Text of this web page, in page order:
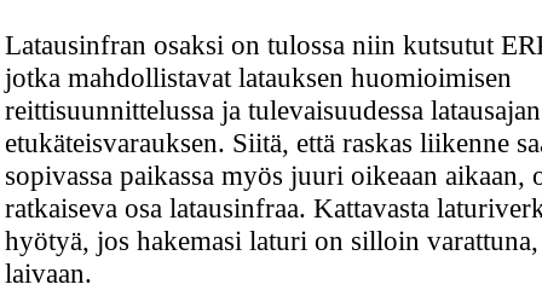
Latausinfran osaksi on tulossa niin kutsutut
jotka mahdollistavat latauksen huomioimisen
reittisuunnittelussa ja tulevaisuudessa latausajan
etukäteisvarauksen. Siitä, että raskas liikenne
sopivassa paikassa myös juuri oikeaan aikaan,
ratkaiseva osa latausinfraa. Kattavasta
hyötyä, jos hakemasi laturi on silloin
laivaan.